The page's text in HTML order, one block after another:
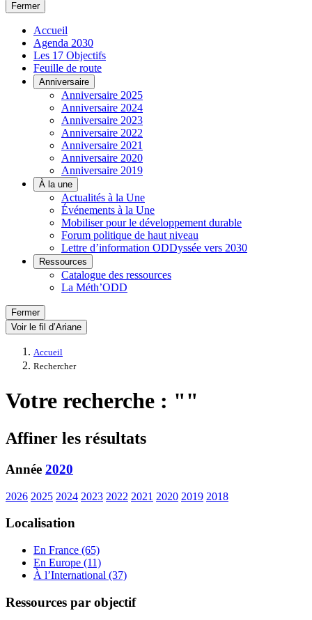
Fermer
Accueil
Agenda 2030
Les 17 Objectifs
Feuille de route
Anniversaire
Anniversaire 2025
Anniversaire 2024
Anniversaire 2023
Anniversaire 2022
Anniversaire 2021
Anniversaire 2020
Anniversaire 2019
À la une
Actualités à la Une
Événements à la Une
Mobiliser pour le développement durable
Forum politique de haut niveau
Lettre d’information ODDyssée vers 2030
Ressources
Catalogue des ressources
La Méth’ODD
Fermer
Voir le fil d’Ariane
Accueil
Rechercher
Votre recherche : ""
Affiner les résultats
Année 2020
2026 2025 2024 2023 2022 2021 2020 2019 2018
Localisation
En France (65)
En Europe (11)
À l’International (37)
Ressources par objectif